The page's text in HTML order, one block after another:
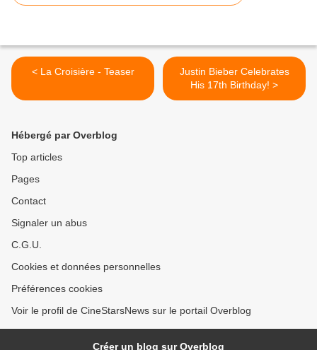
< La Croisière - Teaser
Justin Bieber Celebrates
His 17th Birthday! >
Hébergé par Overblog
Top articles
Pages
Contact
Signaler un abus
C.G.U.
Cookies et données personnelles
Préférences cookies
Voir le profil de CineStarsNews sur le portail Overblog
Créer un blog sur Overblog